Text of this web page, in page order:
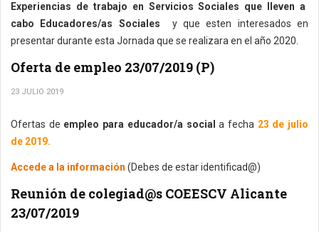
Experiencias de trabajo en Servicios Sociales que lleven a
cabo Educadores/as Sociales y que esten interesados en
presentar durante esta Jornada que se realizara en el año 2020.
Oferta de empleo 23/07/2019 (P)
23 JULIO 2019
Ofertas de empleo para educador/a social a fecha 23 de julio
de 2019.
Accede a la información (Debes de estar identificad@)
Reunión de colegiad@s COEESCV Alicante
23/07/2019